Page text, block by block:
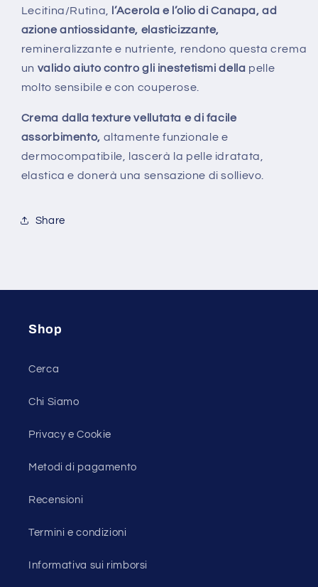
Lecitina/Rutina,
l’Acerola e l’olio di Canapa, ad
azione antiossidante, elasticizzante,
remineralizzante e nutriente, rendono questa crema
un valido aiuto contro gli inestetismi della pelle
molto sensibile e con couperose.
Crema dalla texture vellutata e di facile
assorbimento, altamente funzionale e
dermocompatibile, lascerà la pelle idratata,
elastica e donerà una sensazione di sollievo.
Share
Shop
Cerca
Chi Siamo
Privacy e Cookie
Metodi di pagamento
Recensioni
Termini e condizioni
Informativa sui rimborsi